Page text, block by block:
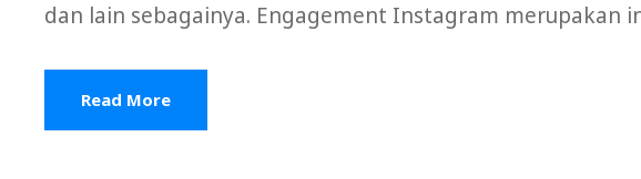
dan lain sebagainya. Engagement Instagram merupakan
Read More